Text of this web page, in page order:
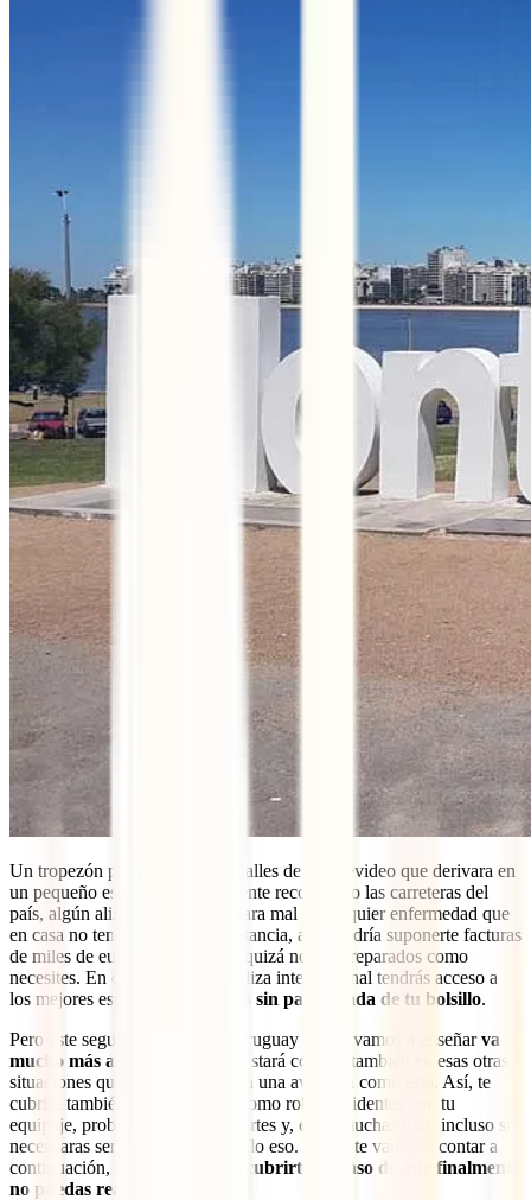
Un tropezón paseando por las calles de Montevideo que derivara en
un pequeño esguince, un accidente recorriendo las carreteras del
país, algún alimento que te sentara mal o cualquier enfermedad que
en casa no tendría mayor importancia, aquí podría suponerte facturas
de miles de euros en hospitales quizá no tan preparados como
necesites. En cambio, con tu póliza internacional tendrás acceso a
los mejores especialistas del país
sin pagar nada de tu bolsillo.
Pero este seguro para viajar a Uruguay que te vamos a enseñarva
mucho más allá de la salud
y estará contigo también en esas otras
situaciones que se pueden dar en una aventura como esta. Así, te
cubrirá también en situaciones como robo, incidentes con tu
equipaje, problemas con transportes y, entre muchas más, incluso si
necesitaras ser repatriado. No solo eso. Como te vamos a contar a
continuación, incluso podemos
cubrirte en caso de que finalmente
no puedas realizar este viaje